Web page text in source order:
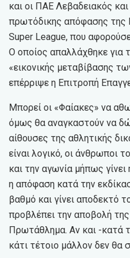
και οι ΠΑΕ Λεβαδειακός
πρωτόδικης απόφασης της
Super League, που
Ο οποίος απαλλάχθηκε για
«εικονικής μεταβίβασης
επέρριψε η Επιτροπή
Μπορεί οι «Φαίακες» να
όμως θα αναγκαστούν να
αίθουσες της αθλητικής
είναι λογικό, οι άνθρωποι
και την αγωνία μήπως
η απόφαση κατά την
βαθμό και γίνει αποδεκτό
προβλέπει την αποβολή
Πρωτάθλημα. Αν και -κατά
κάτι τέτοιο μάλλον δεν θα